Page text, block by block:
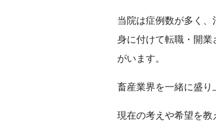
当院は症例数が多く
身に付けて転職・開
がいます。
畜産業界を一緒に盛り
現在の考えや希望を教